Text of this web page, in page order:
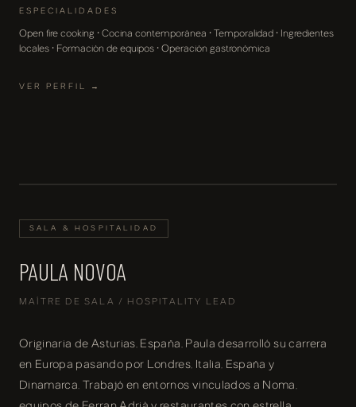
ESPECIALIDADES
Open fire cooking · Cocina contemporánea · Temporalidad · Ingredientes
locales · Formación de equipos · Operación gastronómica
VER PERFIL →
SALA & HOSPITALIDAD
PAULA NOVOA
MAÎTRE DE SALA / HOSPITALITY LEAD
Originaria de Asturias, España, Paula desarrolló su carrera
en Europa pasando por Londres, Italia, España y
Dinamarca. Trabajó en entornos vinculados a Noma,